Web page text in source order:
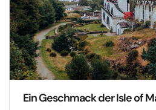
Ein Geschmack der Isle of